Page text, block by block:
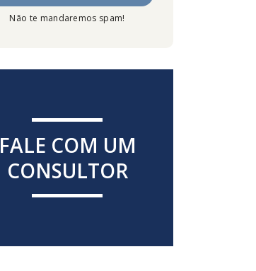
Não te mandaremos spam!
FALE COM UM
CONSULTOR